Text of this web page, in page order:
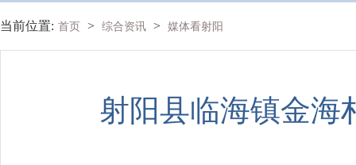
当前位置: 首页 > 综合资讯 > 媒体看射阳
射阳县临海镇金海